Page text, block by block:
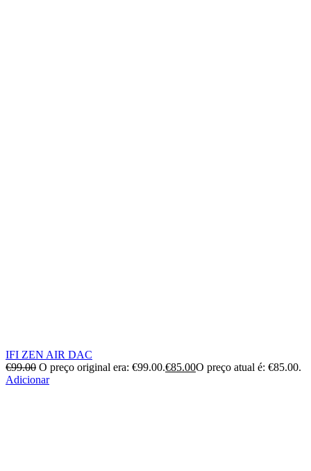
IFI ZEN AIR DAC
€99.00 O preço original era: €99.00.€85.00O preço atual é: €85.00.
Adicionar